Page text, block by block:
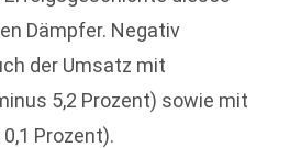
Dämpfer. Negativ
der Umsatz mit
5,2 Prozent) sowie mit
Prozent).